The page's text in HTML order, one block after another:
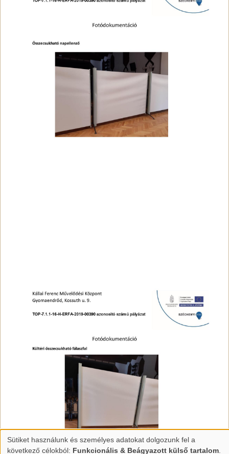
Személyes
Sütiket használunk és személyes adatokat dolgozunk fel a
következő célokból: Funkcionális & Beágyazott külső tartalom